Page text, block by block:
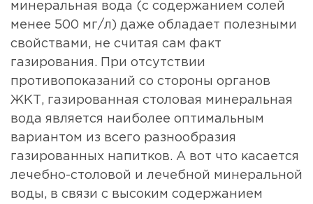
минеральная вода (с содержанием солей
менее 500 мг/л) даже обладает полезными
свойствами, не считая сам факт
газирования. При отсутствии
противопоказаний со стороны органов
ЖКТ, газированная столовая минеральная
вода является наиболее оптимальным
вариантом из всего разнообразия
газированных напитков. А вот что касается
лечебно-столовой и лечебной минеральной
воды, в связи с высоким содержанием